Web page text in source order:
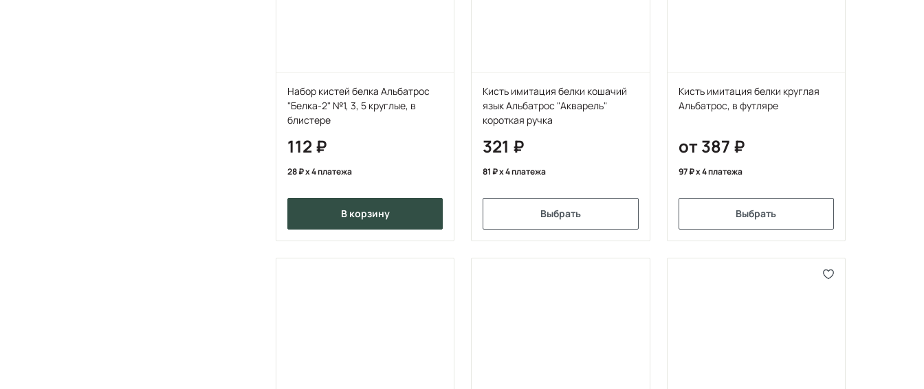
Набор кистей белка Альбатрос
"Белка-2" №1, 3, 5 круглые, в
блистере
112
28 x 4 платежа
в корзину
Кисть имитация белки кошачий
язык Альбатрос "Акварель"
короткая ручка
321
81 x 4 платежа
Выбрать
Кисть имитация белки круглая
Альбатрос, в футляре
от 387
97 x 4 платежа
Выбрать